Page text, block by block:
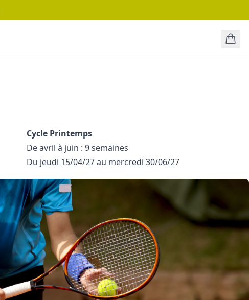
Cycle Printemps
De avril à juin : 9 semaines
Du jeudi 15/04/27 au mercredi 30/06/27